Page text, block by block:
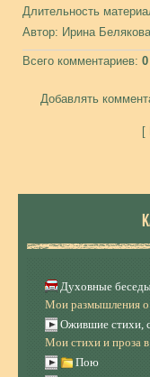
Длительность
Автор: Ирина Белякова
Всего комментариев: 0
Добавлять
[
Духовные
Мои размышления о
Ожившие стихи,
Мои стихи и проза
Пою